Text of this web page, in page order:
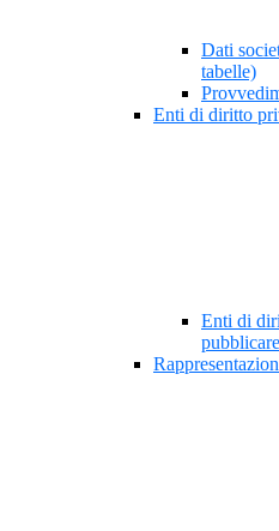
Dati
tabelle)
Enti di diritto
Enti di